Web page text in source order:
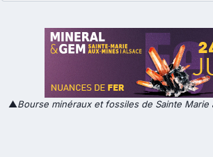
▲Bourse minéraux et fossiles de Sainte Marie